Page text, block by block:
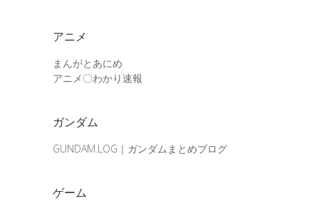
アニメ
まんがとあにめ
アニメ〇わかり速報
ガンダム
GUNDAM.LOG｜ガンダムまとめブログ
ゲーム